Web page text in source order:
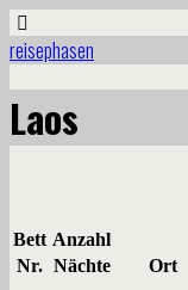
reisephasen
Laos
Bett
Nr.
Anzahl
Nächte
Ort